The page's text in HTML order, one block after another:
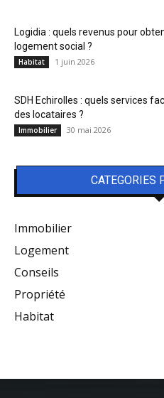
Logidia : quels revenus pour
logement social ?
Habitat 1 juin 2026
SDH Echirolles : quels services
des locataires ?
Immobilier 30 mai 2026
CATEGORIES
Immobilier
Logement
Conseils
Propriété
Habitat